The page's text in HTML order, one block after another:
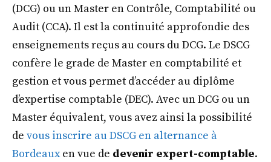
(DCG) ou un Master en Contrôle, Comptabilité ou
Audit (CCA). Il est la continuité approfondie des
enseignements reçus au cours du DCG. Le DSCG
confère le grade de Master en comptabilité et
gestion et vous permet d’accéder au diplôme
d’expertise comptable (DEC). Avec un DCG ou un
Master équivalent, vous avez ainsi la possibilité
de vous inscrire au DSCG en alternance à
Bordeauxen vue de devenir expert-comptable.